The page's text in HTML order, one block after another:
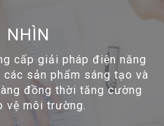
NHÌN
cấp giải pháp điện năng
sản phẩm sáng tạo và
đồng thời tăng cường
vệ môi trường.